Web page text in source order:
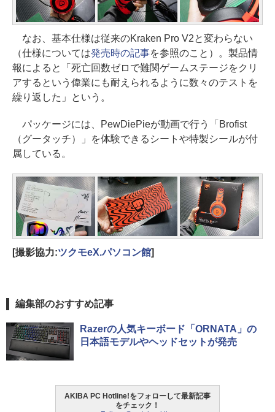
なお、基本仕様は従来のKraken Pro V2と変わらない
（仕様については発売時の記事を参照のこと）。製品情
報によると「死亡回数ゼロで難関ゲームステージをクリ
アするという偉業にも耐えられるように数々のテストを
繰り返した」という。
パッケージには、PewDiePieが動画で行う「Brofist
（グータッチ）」を体験できるシートや特製シールが付
属している。
[撮影協力:ツクモeX.パソコン館]
編集部のおすすめ記事
Razerの人気キーボード「ORNATA」の
日本語モデルやヘッドセットが発売
AKIBA PC Hotline!をフォローして最新記事
をチェック！